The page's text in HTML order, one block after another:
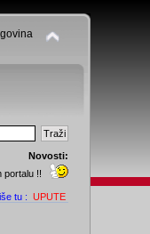
Novosti:
portalu !!
tu : UPUTE